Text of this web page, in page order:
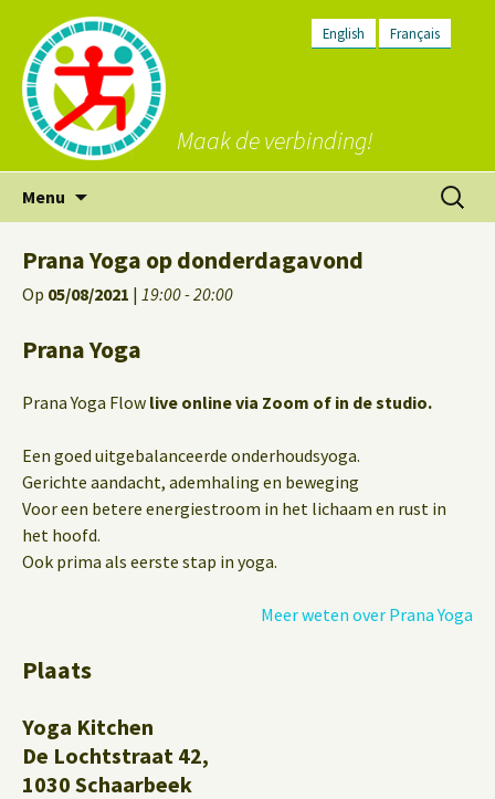
English Français
Maak de verbinding!
Menu
inhoud
Zoeken
naar:
Prana Yoga op donderdagavond
Op 05/08/2021 | 19:00 - 20:00
Prana Yoga
Prana Yoga Flow live online via Zoom of in de studio.
Een goed uitgebalanceerde onderhoudsyoga.
Gerichte aandacht, ademhaling en beweging
Voor een betere energiestroom in het lichaam en rust in
het hoofd.
Ook prima als eerste stap in yoga.
Meer weten over Prana Yoga
Plaats
Yoga Kitchen
De Lochtstraat 42,
1030 Schaarbeek